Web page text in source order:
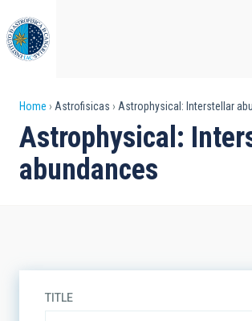
to
main
content
Breadcrumb
Home Astrofisicas Astrophysical: Interstellar
Astrophysical:
abundances
TITLE